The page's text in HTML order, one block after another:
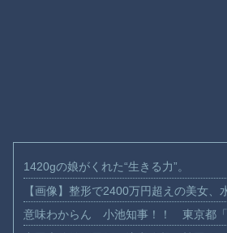
1420gの娘がくれた“生きる力”。
【画像】整形で2400万円超えの美女、
意味わからん 小池知事！！ 東京都「